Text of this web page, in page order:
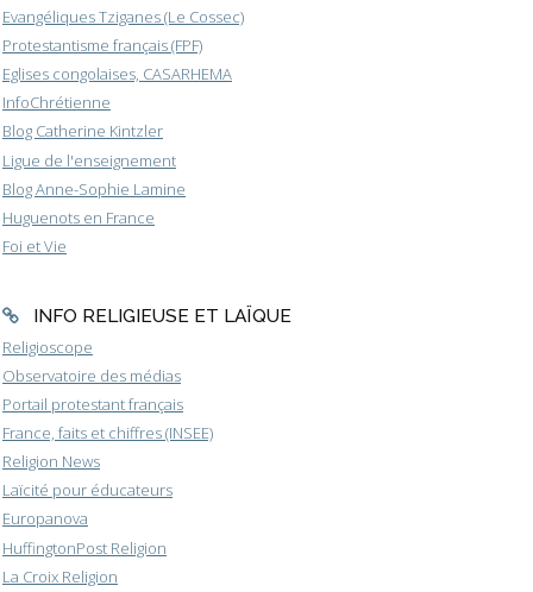
Evangéliques Tziganes (Le Cossec)
Protestantisme français (FPF)
Eglises congolaises, CASARHEMA
InfoChrétienne
Blog Catherine Kintzler
Ligue de l'enseignement
Blog Anne-Sophie Lamine
Huguenots en France
Foi et Vie
INFO RELIGIEUSE ET LAÏQUE
Religioscope
Observatoire des médias
Portail protestant français
France, faits et chiffres (INSEE)
Religion News
Laïcité pour éducateurs
Europanova
HuffingtonPost Religion
La Croix Religion